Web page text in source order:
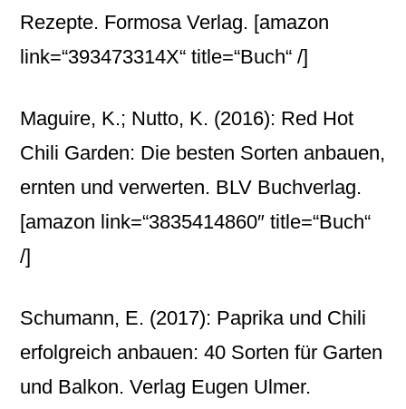
Rezepte. Formosa Verlag. [amazon
link=“393473314X“ title=“Buch“ /]
Maguire, K.; Nutto, K. (2016): Red Hot
Chili Garden: Die besten Sorten anbauen,
ernten und verwerten. BLV Buchverlag.
[amazon link=“3835414860″ title=“Buch“
/]
Schumann, E. (2017): Paprika und Chili
erfolgreich anbauen: 40 Sorten für Garten
und Balkon. Verlag Eugen Ulmer.